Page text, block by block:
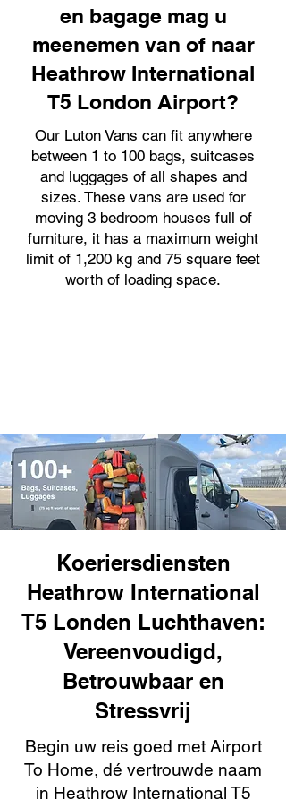
en bagage mag u
meenemen van of naar
Heathrow International
T5 London Airport?
Our Luton Vans can fit anywhere
between 1 to 100 bags, suitcases
and luggages of all shapes and
sizes. These vans are used for
moving 3 bedroom houses full of
furniture, it has a maximum weight
limit of 1,200 kg and 75 square feet
worth of loading space.
Koeriersdiensten
Heathrow International
T5 Londen Luchthaven:
Vereenvoudigd,
Betrouwbaar en
Stressvrij
Begin uw reis goed met Airport
To Home, dé vertrouwde naam
in Heathrow International T5